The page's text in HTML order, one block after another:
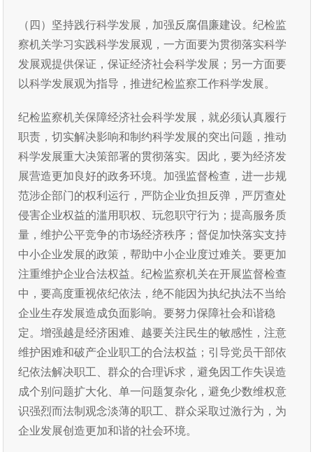
（四）坚持践行科学发展，加强反腐倡廉建设。纪检监
察机关学习实践科学发展观，一方面要为贯彻落实科学
发展观提供保证，保证经济社会科学发展；另一方面要
以科学发展观为指导，推进纪检监察工作科学发展。
纪检监察机关保障经济社会科学发展，就必须认真履行
职责，切实解决影响和制约科学发展的突出问题，推动
科学发展重大决策部署的贯彻落实。因此，要为经济发
展营造更加良好的政务环境。加强监督检查，进一步规
范涉企部门的权利运行，严防企业负担反弹，严厉查处
侵害企业权益的滥用职权、玩忽职守行为；提高服务质
量，维护公平竞争的市场经济秩序；督促加快落实支持
中小企业发展的政策，帮助中小企业度过难关。要更加
注重维护企业合法权益。纪检监察机关在开展监督检查
中，要高度重视依纪依法，绝不能因为执纪执法不当给
企业生存发展造成负面影响。要努力保障社会和谐稳
定。增强越是经济困难、越要关注民生的敏感性，注意
维护困难和破产企业职工的合法权益；引导党员干部依
纪依法解决职工、群众的合理诉求，避免因工作失误造
成个别问题扩大化、单一问题复杂化，避免少数维权意
识强烈而法制观念淡薄的职工、群众采取过激行为，为
企业发展创造更加和谐的社会环境。